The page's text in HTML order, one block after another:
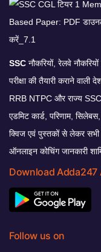
SSC नौकरियों, रेलवे
परीक्षा की तैयारी कराने
RRB NTPC और राज्य SSC
एडमिट कार्ड, परिणाम,
क्विज एवं पुस्तकों से लेकर सभी
ऑनलाइन कोचिंग जानकारी
Download Adda247
Follow us on